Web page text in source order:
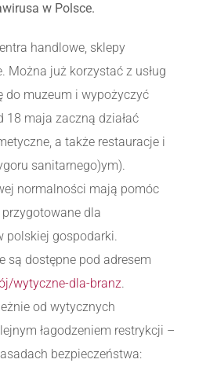
w Polsce.
handlowe, sklepy
Można już korzystać z usług
do muzeum i wypożyczyć
18 maja zaczną działać
a także restauracje i
sanitarnego)ym).
normalności mają pomóc
dla
polskiej gospodarki.
są dostępne pod adresem
wytyczne-dla-branz.
od wytycznych
łagodzeniem restrykcji –
bezpieczeństwa: